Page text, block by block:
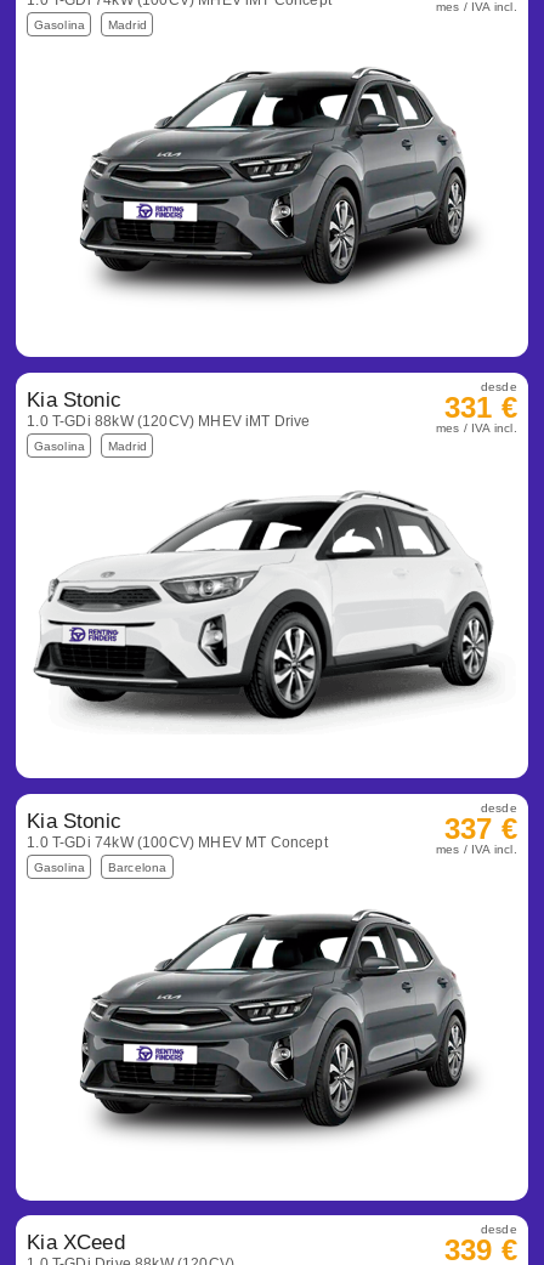
Gasolina Madrid
mes / IVA incl.
Kia Stonic
1.0 T-GDi 88kW (120CV) MHEV iMT Drive
Gasolina Madrid
desde
331 €
mes / IVA incl.
Kia Stonic
1.0 T-GDi 74kW (100CV) MHEV MT Concept
Gasolina Barcelona
desde
337 €
mes / IVA incl.
Kia XCeed
desde
339 €